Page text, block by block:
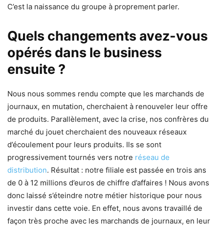
C’est la naissance du groupe à proprement parler.
Quels changements avez-vous
opérés dans le business
ensuite ?
Nous nous sommes rendu compte que les marchands de
journaux, en mutation, cherchaient à renouveler leur offre
de produits. Parallèlement, avec la crise, nos confrères du
marché du jouet cherchaient des nouveaux réseaux
d’écoulement pour leurs produits. Ils se sont
progressivement tournés vers notre réseau de
distribution. Résultat : notre filiale est passée en trois ans
de 0 à 12 millions d’euros de chiffre d’affaires ! Nous avons
donc laissé s’éteindre notre métier historique pour nous
investir dans cette voie. En effet, nous avons travaillé de
façon très proche avec les marchands de journaux, en leur